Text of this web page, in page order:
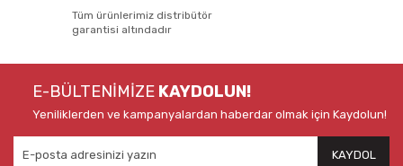
Tüm ürünlerimiz distribütör
garantisi altındadır
E-BÜLTENİMİZE KAYDOLUN!
Yeniliklerden ve kampanyalardan haberdar olmak için Kaydolun!
KAYDOL